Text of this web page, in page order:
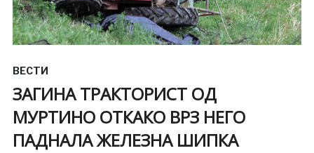
ВЕСТИ
ЗАГИНА ТРАКТОРИСТ ОД
МУРТИНО ОТКАКО ВРЗ НЕГО
ПАДНАЛА ЖЕЛЕЗНА ШИПКА